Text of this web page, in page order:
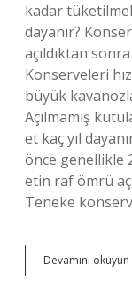
kadar
dayanır?
açıldıktan
Konserveleri
büyük
Açılmamış
et kaç yıl
önce genellikle
etin raf ömrü
Teneke
Devamını okuyun